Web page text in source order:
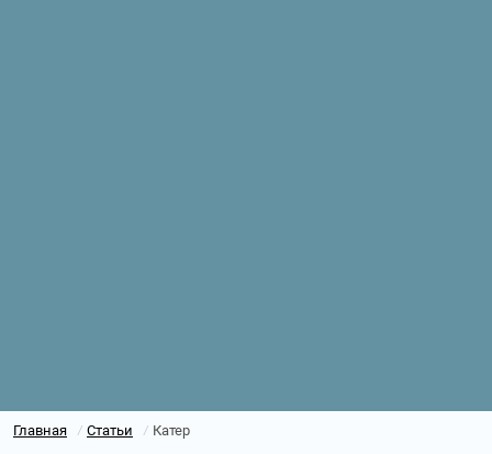
Главная / Статьи / Катер